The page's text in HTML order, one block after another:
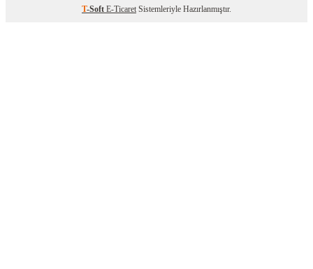
T-Soft E-Ticaret Sistemleriyle Hazırlanmıştır.